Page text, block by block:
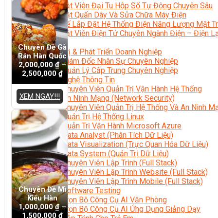
Kỹ Thuật Viên Đại Tu Hộp Số Tự Động Chuyên Sâu
Kỹ Thuật Quấn Dây Và Sửa Chữa Máy Điện
Thiết Kế Lắp Đặt Hệ Thống Điện Năng Lượng Mặt
Kỹ Thuật Viên Điện Tử Chuyên Ngành Điện – Điện
Ngành Khác
Quản Trị & Phát Triển Doanh Nghiệp
Giám Đốc Nhân Sự Chuyên Nghiệp
Quản Lý Cấp Trung Chuyên Nghiệp
Công Nghệ Thông Tin
Chuyên Viên Quản Trị Vận Hành Hệ Thống
An Ninh Mạng (Network Security)
Chuyên Viên Quản Trị Hệ Thống Và An Ninh
Quản Trị Hệ Thống Linux
Quản Trị Vận Hành Microsoft Azure
Data Analyst (Phân Tích Dữ Liệu)
Data Visualization (Trực Quan Hóa Dữ Liệu)
Data System (Quản Trị Dữ Liệu)
Chuyên Viên Lập Trình (Full Stack)
Chuyên Viên Lập Trình Website (Full Stack)
Chuyên Viên Lập Trình Mobile (Full Stack)
Software Testing
Trọn Bộ Công Cụ AI Văn Phòng
Trọn Bộ Công Cụ AI Ứng Dụng Giảng Dạy
Chuyên Đề Gà
Rán Hàn Quốc
2,000,000 ₫–
2,500,000 ₫
XEM NGAY!!!
Chuyên Đề Mì
Kiểu Hàn
1,000,000₫–
1,500,000 ₫